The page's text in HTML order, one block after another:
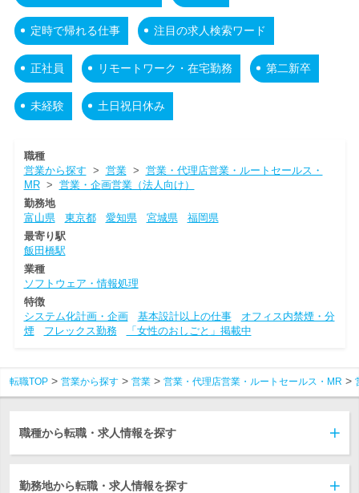
定時で帰れる仕事 注目の求人検索ワード
正社員 リモートワーク・在宅勤務 第二新卒
未経験 土日祝日休み
職種
営業から探す > 営業> 営業・代理店営業・ルートセールス・
MR> 営業・企画営業（法人向け）
勤務地
富山県
東京都 愛知県 宮城県
福岡県
最寄り駅
飯田橋駅
業種
ソフトウェア・情報処理
特徴
システム化計画・企画
基本設計以上の仕事
オフィス内禁煙・分
煙
フレックス勤務 「女性のおしごと」掲載中
転職TOP 営業から探す 営業 営業・代理店営業・ルートセールス・MR
職種から転職・求人情報を探す
勤務地から転職・求人情報を探す